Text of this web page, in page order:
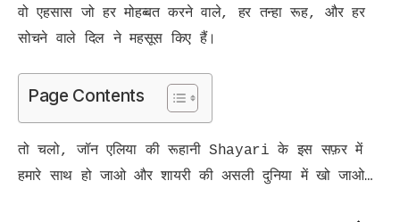
वो एहसास जो हर मोहब्बत करने वाले, हर तन्हा रूह, और हर
सोचने वाले दिल ने महसूस किए हैं।
Page Contents
तो चलो, जॉन एलिया की रूहानी Shayari के इस सफ़र में
हमारे साथ हो जाओ और शायरी की असली दुनिया में खो जाओ…